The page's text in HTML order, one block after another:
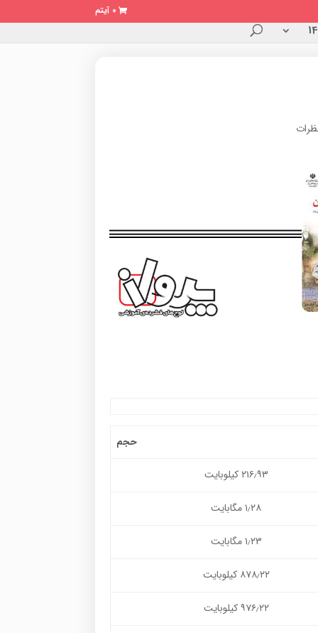
0 آیتم
حجم
۲۱۶٫۹۳ کیلوبایت
۱٫۲۸ مگابایت
۱٫۲۳ مگابایت
۸۷۸٫۲۲ کیلوبایت
۹۷۶٫۲۲ کیلوبایت